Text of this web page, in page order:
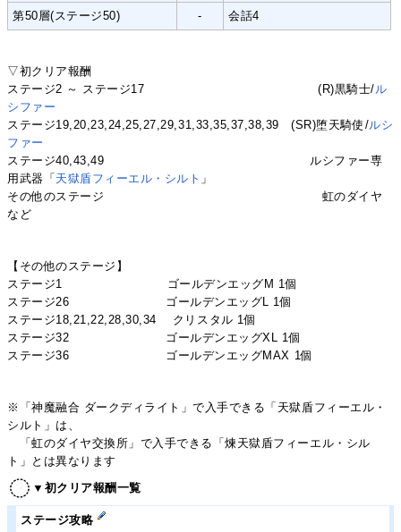
第50層(ステージ50) - 会話4
▽初クリア報酬
ステージ2 ～ ステージ17 (R)黒騎士/ル
シファー
ステージ19,20,23,24,25,27,29,31,33,35,37,38,39 (SR)堕天騎使/ルシ
ファー
ステージ40,43,49 ルシファー専
用武器「 天獄盾フィーエル・シルト 」
その他のステージ 虹のダイヤ
など
【その他のステージ】
ステージ1 ゴールデンエッグM 1個
ステージ26 ゴールデンエッグL 1個
ステージ18,21,22,28,30,34 クリスタル 1個
ステージ32 ゴールデンエッグXL 1個
ステージ36 ゴールデンエッグMAX 1個
※「神魔融合 ダークディライト」で入手できる「天獄盾フィーエル・
シルト」は、
「虹のダイヤ交換所」で入手できる「煉天獄盾フィーエル・シル
ト」とは異なります
▼初クリア報酬一覧
ステージ攻略